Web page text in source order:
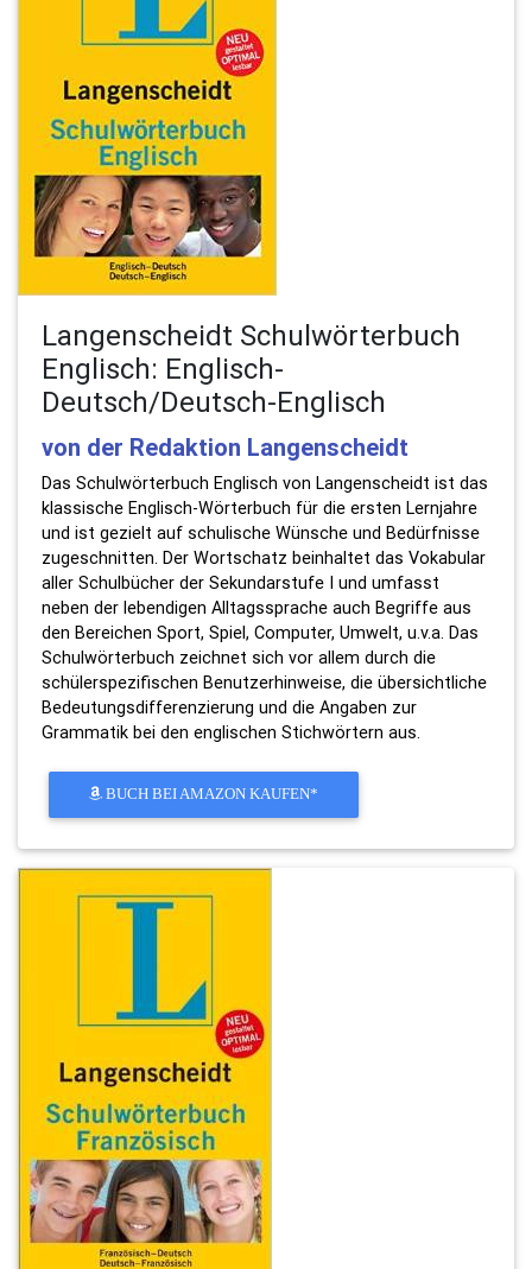
Langenscheidt Schulwörterbuch
Englisch: Englisch-
Deutsch/Deutsch-Englisch
von der Redaktion Langenscheidt
Das Schulwörterbuch Englisch von Langenscheidt ist das
klassische Englisch-Wörterbuch für die ersten Lernjahre
und ist gezielt auf schulische Wünsche und Bedürfnisse
zugeschnitten. Der Wortschatz beinhaltet das Vokabular
aller Schulbücher der Sekundarstufe I und umfasst
neben der lebendigen Alltagssprache auch Begriffe aus
den Bereichen Sport, Spiel, Computer, Umwelt, u.v.a. Das
Schulwörterbuch zeichnet sich vor allem durch die
schülerspezifischen Benutzerhinweise, die übersichtliche
Bedeutungsdifferenzierung und die Angaben zur
Grammatik bei den englischen Stichwörtern aus.
BUCH BEI AMAZON KAUFEN*